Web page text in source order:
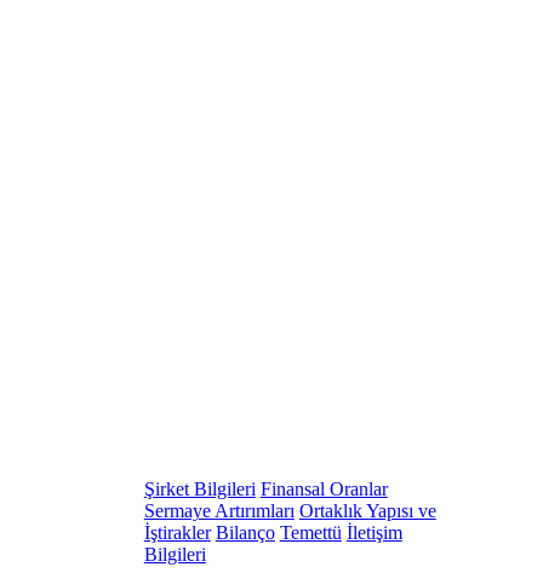
Şirket Bilgileri Finansal Oranlar
Sermaye Artırımları Ortaklık Yapısı ve
İştirakler Bilanço Temettü İletişim
Bilgileri